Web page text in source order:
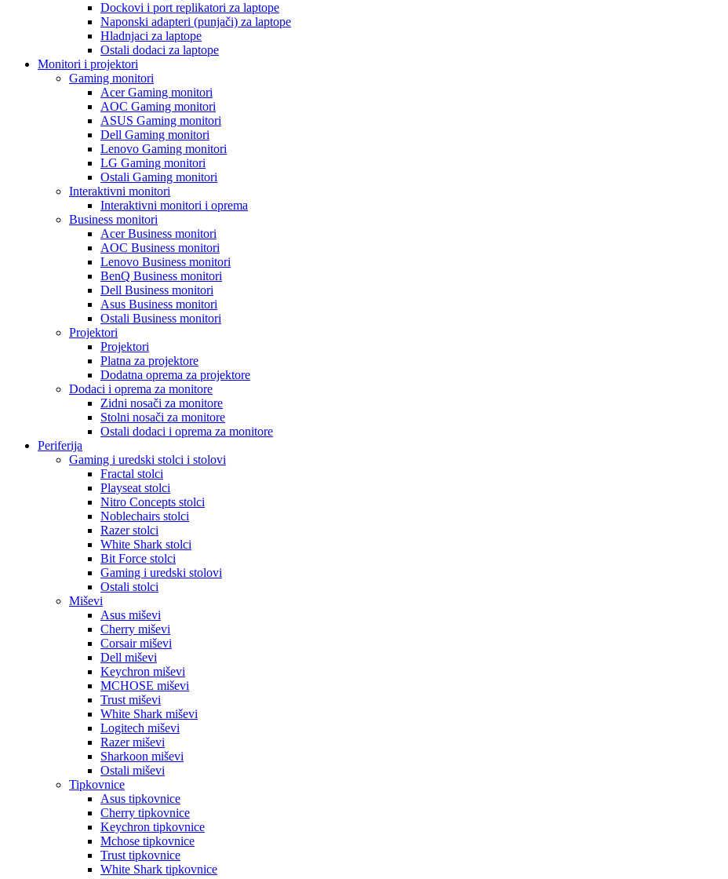
Dockovi i port replikatori za laptope
Naponski adapteri (punjači) za laptope
Hladnjaci za laptope
Ostali dodaci za laptope
Monitori i projektori
Gaming monitori
Acer Gaming monitori
AOC Gaming monitori
ASUS Gaming monitori
Dell Gaming monitori
Lenovo Gaming monitori
LG Gaming monitori
Ostali Gaming monitori
Interaktivni monitori
Interaktivni monitori i oprema
Business monitori
Acer Business monitori
AOC Business monitori
Lenovo Business monitori
BenQ Business monitori
Dell Business monitori
Asus Business monitori
Ostali Business monitori
Projektori
Projektori
Platna za projektore
Dodatna oprema za projektore
Dodaci i oprema za monitore
Zidni nosači za monitore
Stolni nosači za monitore
Ostali dodaci i oprema za monitore
Periferija
Gaming i uredski stolci i stolovi
Fractal stolci
Playseat stolci
Nitro Concepts stolci
Noblechairs stolci
Razer stolci
White Shark stolci
Bit Force stolci
Gaming i uredski stolovi
Ostali stolci
Miševi
Asus miševi
Cherry miševi
Corsair miševi
Dell miševi
Keychron miševi
MCHOSE miševi
Trust miševi
White Shark miševi
Logitech miševi
Razer miševi
Sharkoon miševi
Ostali miševi
Tipkovnice
Asus tipkovnice
Cherry tipkovnice
Keychron tipkovnice
Mchose tipkovnice
Trust tipkovnice
White Shark tipkovnice